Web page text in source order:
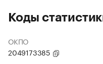
Коды
ОКПО
2049173385